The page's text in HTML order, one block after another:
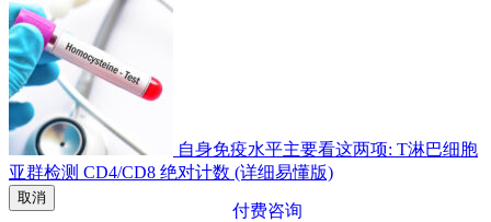
自身免疫水平主要看这两项: T淋巴细胞
亚群检测 CD4/CD8 绝对计数 (详细易懂版)
取消
付费咨询